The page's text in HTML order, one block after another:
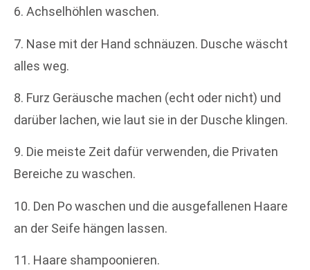
6. Achselhöhlen waschen.
7. Nase mit der Hand schnäuzen. Dusche wäscht
alles weg.
8. Furz Geräusche machen (echt oder nicht) und
darüber lachen, wie laut sie in der Dusche klingen.
9. Die meiste Zeit dafür verwenden, die Privaten
Bereiche zu waschen.
10. Den Po waschen und die ausgefallenen Haare
an der Seife hängen lassen.
11. Haare shampoonieren.